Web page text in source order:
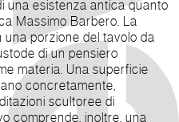
una esistenza antica quanto
Massimo Barbero. La
porzione del tavolo da
di un pensiero
materia. Una superficie
concretamente,
scultoree di
comprende, inoltre, una